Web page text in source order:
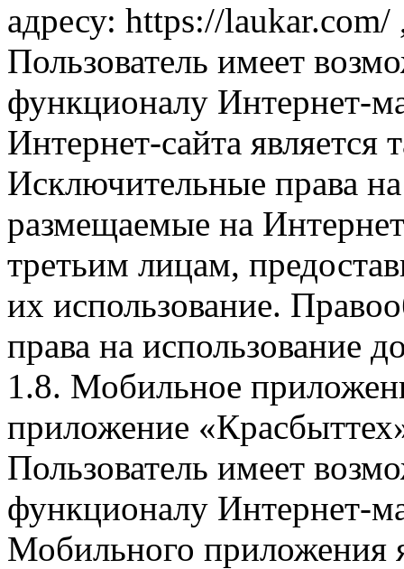
адресу: https://laukar.com/
Пользователь имеет
функционалу Интернет-
Интернет-сайта
Исключительные права
размещаемые на
третьим лицам,
их использование.
права на использование
1.8. Мобильное
приложение
Пользователь имеет
функционалу Интернет-
Мобильного приложения